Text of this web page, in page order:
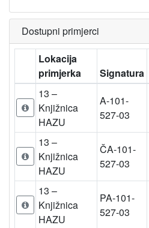
Dostupni primjerci
Lokacija
primjerka
Signatura
13 –
Knjižnica
HAZU
A-101-
527-03
13 –
Knjižnica
HAZU
ČA-101-
527-03
13 –
Knjižnica
HAZU
PA-101-
527-03